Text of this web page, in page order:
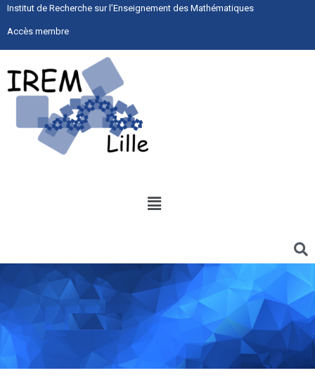
Institut de Recherche sur l’Enseignement des Mathématiques
Accès membre